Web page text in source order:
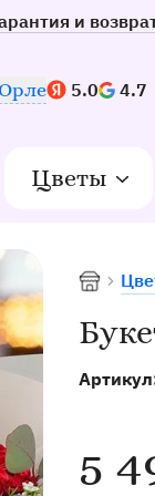
и
Наш рейтинг:
5.0 4.7
Цветы
5